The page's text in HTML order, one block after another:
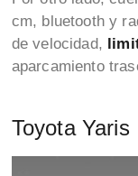
cm, bluetooth y
de velocidad,
aparcamiento
Toyota Yaris